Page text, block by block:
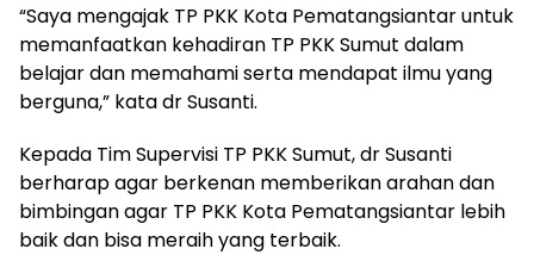
“Saya mengajak TP PKK Kota Pematangsiantar untuk
memanfaatkan kehadiran TP PKK Sumut dalam
belajar dan memahami serta mendapat ilmu yang
berguna,” kata dr Susanti.
Kepada Tim Supervisi TP PKK Sumut, dr Susanti
berharap agar berkenan memberikan arahan dan
bimbingan agar TP PKK Kota Pematangsiantar lebih
baik dan bisa meraih yang terbaik.